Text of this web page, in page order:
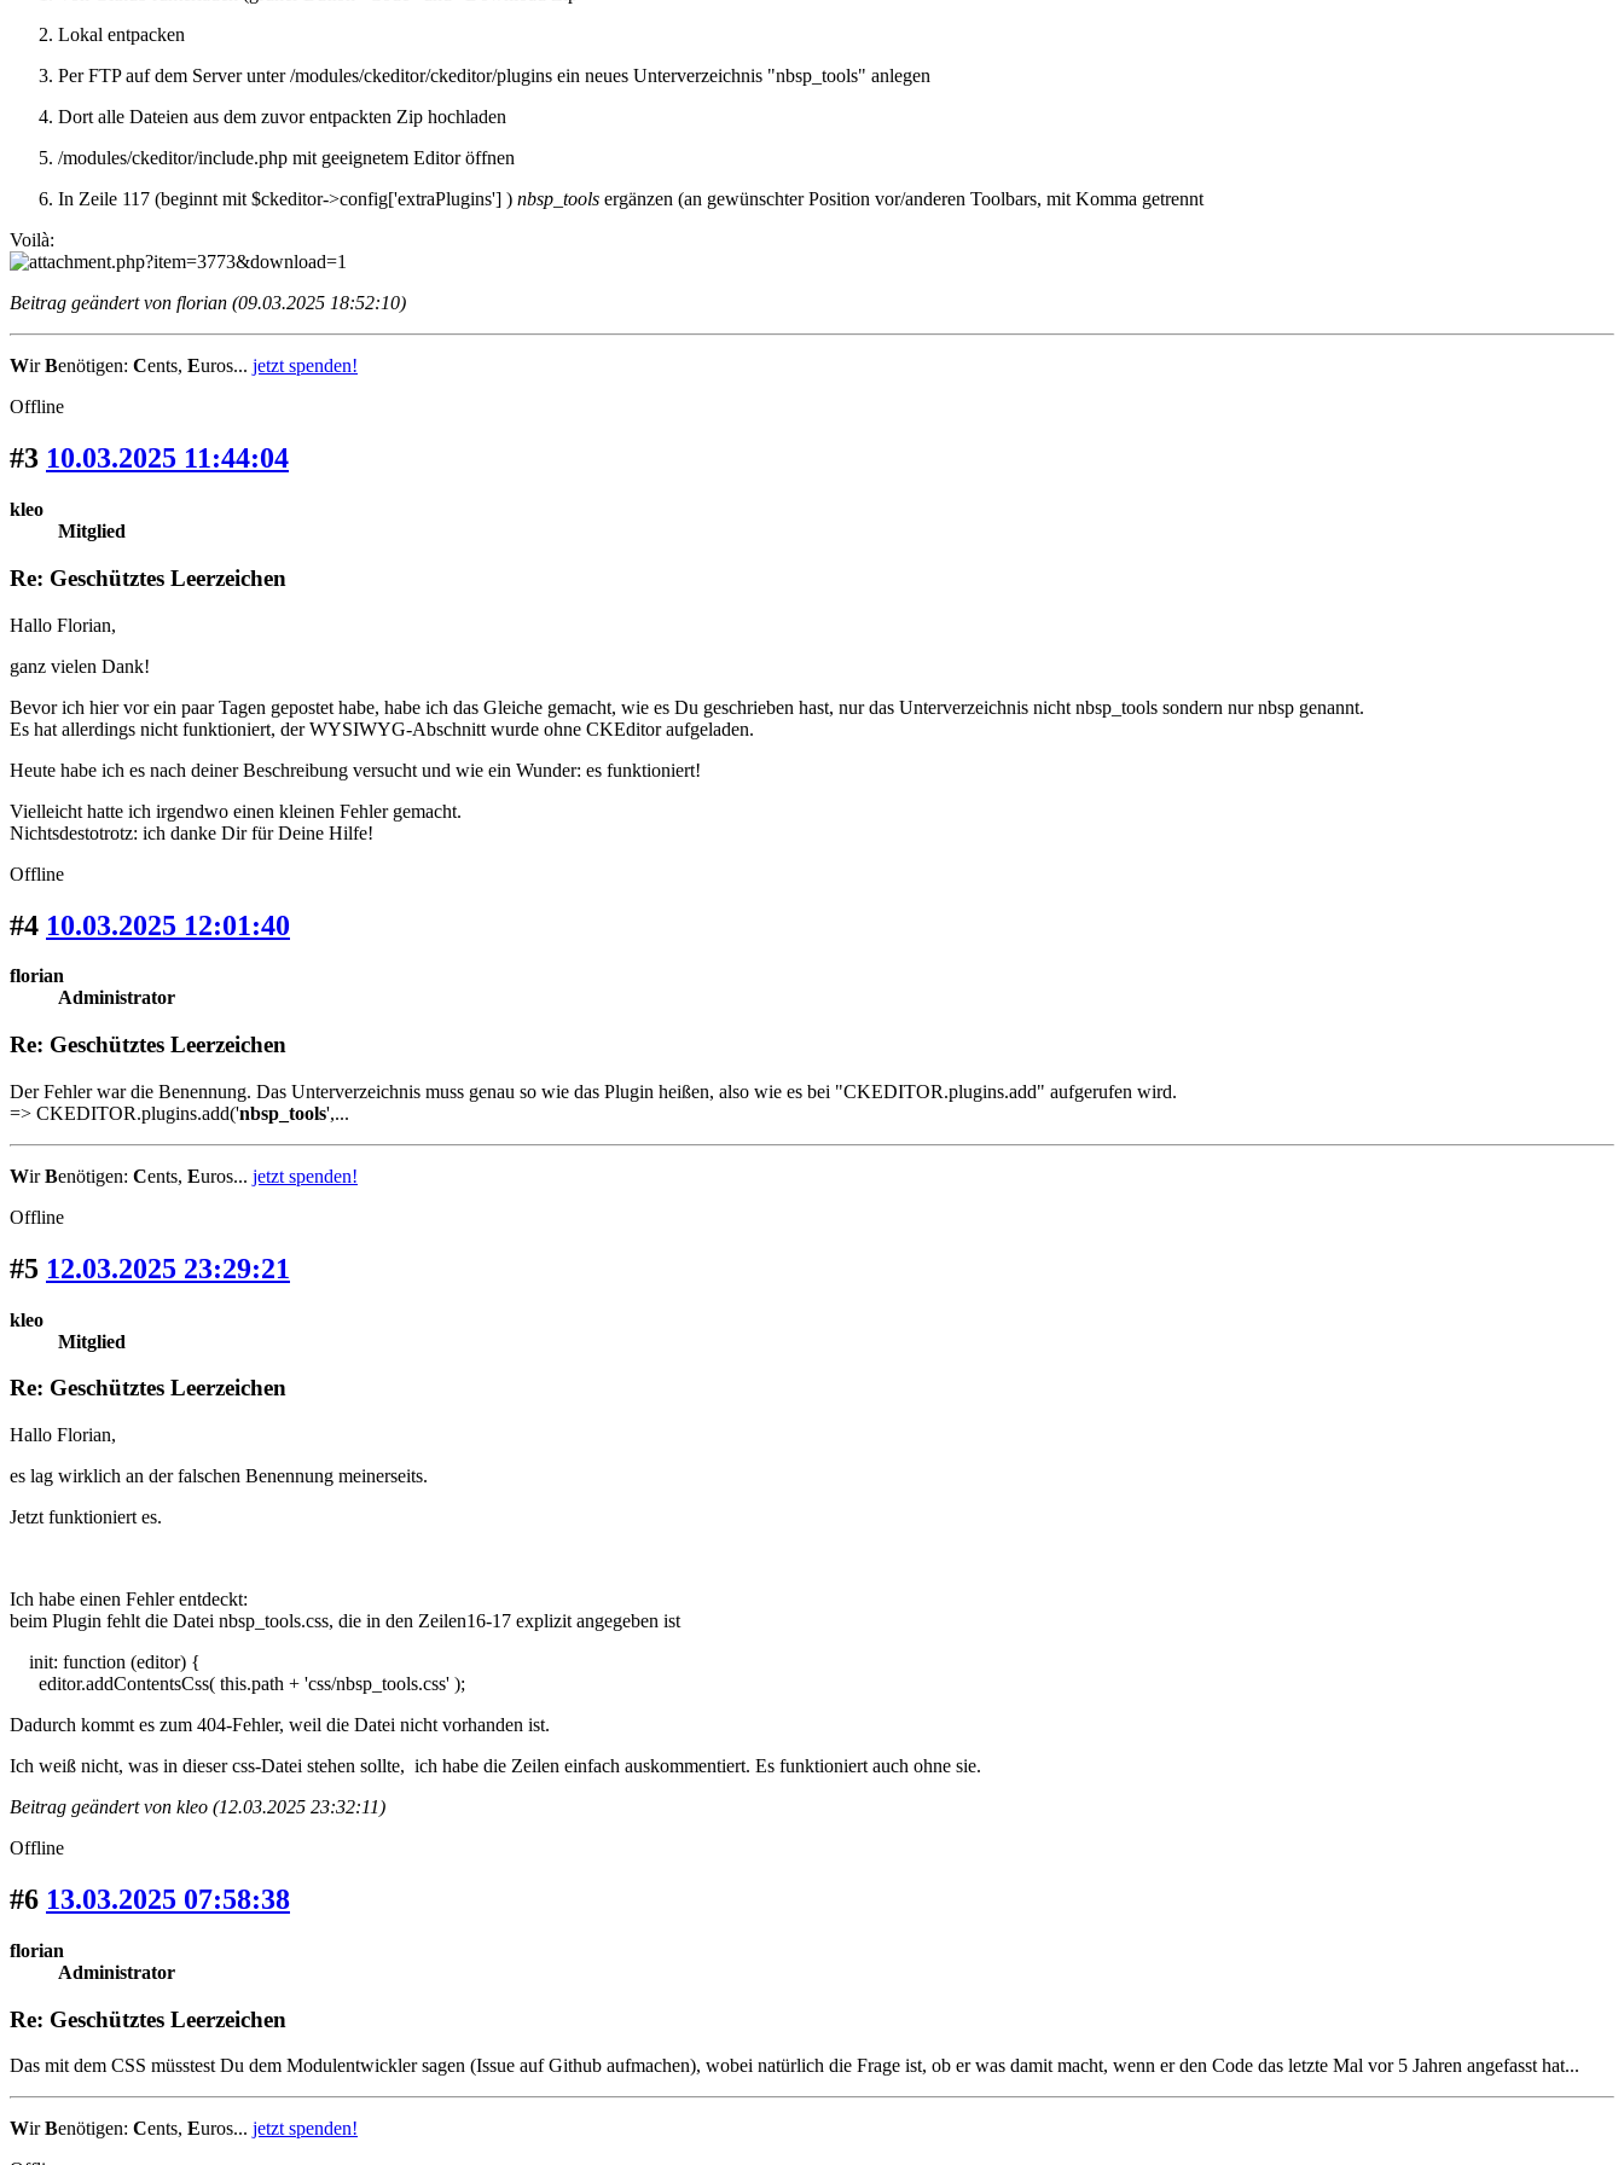
Lokal entpacken
Per FTP auf dem Server unter /modules/ckeditor/ckeditor/plugins ein neues Unterverzeichnis "nbsp_tools" anlegen
Dort alle Dateien aus dem zuvor entpackten Zip hochladen
/modules/ckeditor/include.php mit geeignetem Editor öffnen
In Zeile 117 (beginnt mit $ckeditor->config['extraPlugins'] ) nbsp_tools ergänzen (an gewünschter Position vor/anderen Toolbars, mit Komma getrennt
Voilà:
Beitrag geändert von florian (09.03.2025 18:52:10)
WirBenötigen: Cents, Euros... jetzt spenden!
Offline
#3 10.03.2025 11:44:04
kleo
Mitglied
Re: Geschütztes Leerzeichen
Hallo Florian,
ganz vielen Dank!
Bevor ich hier vor ein paar Tagen gepostet habe, habe ich das Gleiche gemacht, wie es Du geschrieben hast, nur das Unterverzeichnis nicht nbsp_tools sondern nur nbsp genannt.
Es hat allerdings nicht funktioniert, der WYSIWYG-Abschnitt wurde ohne CKEditor aufgeladen.
Heute habe ich es nach deiner Beschreibung versucht und wie ein Wunder: es funktioniert!
Vielleicht hatte ich irgendwo einen kleinen Fehler gemacht.
Nichtsdestotrotz: ich danke Dir für Deine Hilfe!
Offline
#4 10.03.2025 12:01:40
florian
Administrator
Re: Geschütztes Leerzeichen
Der Fehler war die Benennung. Das Unterverzeichnis muss genau so wie das Plugin heißen, also wie es bei "CKEDITOR.plugins.add" aufgerufen wird.
=> CKEDITOR.plugins.add('nbsp_tools',...
WirBenötigen: Cents, Euros... jetzt spenden!
Offline
#5 12.03.2025 23:29:21
kleo
Mitglied
Re: Geschütztes Leerzeichen
Hallo Florian,
es lag wirklich an der falschen Benennung meinerseits.
Jetzt funktioniert es.
Ich habe einen Fehler entdeckt:
beim Plugin fehlt die Datei nbsp_tools.css, die in den Zeilen16-17 explizit angegeben ist
init: function (editor) {
editor.addContentsCss( this.path + 'css/nbsp_tools.css' );
Dadurch kommt es zum 404-Fehler, weil die Datei nicht vorhanden ist.
Ich weiß nicht, was in dieser css-Datei stehen sollte, ich habe die Zeilen einfach auskommentiert. Es funktioniert auch ohne sie.
Beitrag geändert von kleo (12.03.2025 23:32:11)
Offline
#6 13.03.2025 07:58:38
florian
Administrator
Re: Geschütztes Leerzeichen
Das mit dem CSS müsstest Du dem Modulentwickler sagen (Issue auf Github aufmachen), wobei natürlich die Frage ist, ob er was damit macht, wenn er den Code das letzte Mal vor 5 Jahren angefasst hat...
WirBenötigen: Cents, Euros... jetzt spenden!